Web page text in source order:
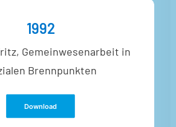
1992
Gemeinwesenarbeit in
Brennpunkten
Download